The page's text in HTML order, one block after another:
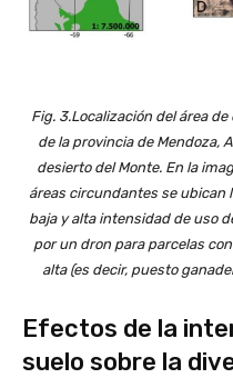
Fig. 3.Localización del área
de la provincia de Mendoza,
desierto del Monte. En la
áreas circundantes se ubican
baja y alta intensidad de uso
por un dron para parcelas
alta (es decir, puesto
Efectos de la
suelo sobre la